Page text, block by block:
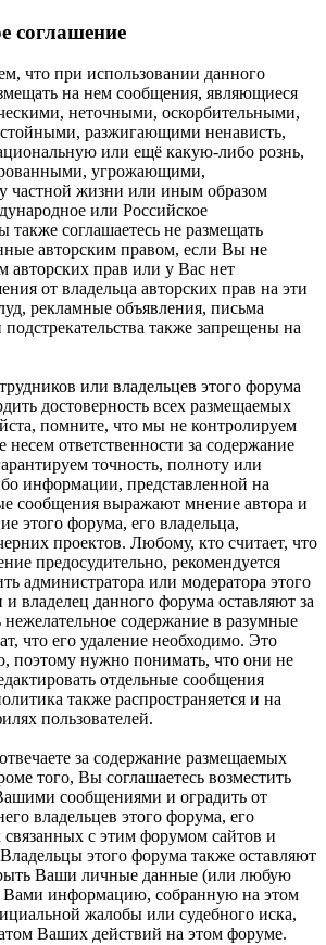
соглашение
что при использовании данного
на нем сообщения, являющиеся
неточными, оскорбительными,
разжигающими ненависть,
или ещё какую-либо рознь,
угрожающими,
жизни или иным образом
или Российское
также соглашаетесь не размещать
авторским правом, если Вы не
авторских прав или у Вас нет
от владельца авторских прав на эти
рекламные объявления, письма
также запрещены на
или владельцев этого форума
достоверность всех размещаемых
помните, что мы не контролируем
несем ответственности за содержание
точность, полноту или
информации, представленной на
сообщения выражают мнение автора и
этого форума, его владельца,
проектов. Любому, кто считает, что
предосудительно, рекомендуется
администратора или модератора этого
владелец данного форума оставляют за
нежелательное содержание в разумные
что его удаление необходимо. Это
поэтому нужно понимать, что они не
отдельные сообщения
также распространяется и на
пользователей.
за содержание размещаемых
того, Вы соглашаетесь возместить
сообщениями и оградить от
владельцев этого форума, его
с этим форумом сайтов и
этого форума также оставляют
Ваши личные данные (или любую
Вами информацию, собранную на этом
жалобы или судебного иска,
Ваших действий на этом форуме.